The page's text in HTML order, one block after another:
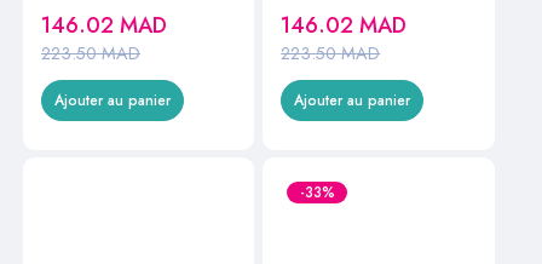
//
223.50MAD
146.02 MAD
Ajouter au panier
SCF603/25
223.50MAD
146.02MAD
Ajouter au panier
-33%